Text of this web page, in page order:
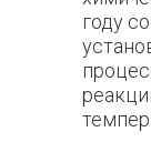
году